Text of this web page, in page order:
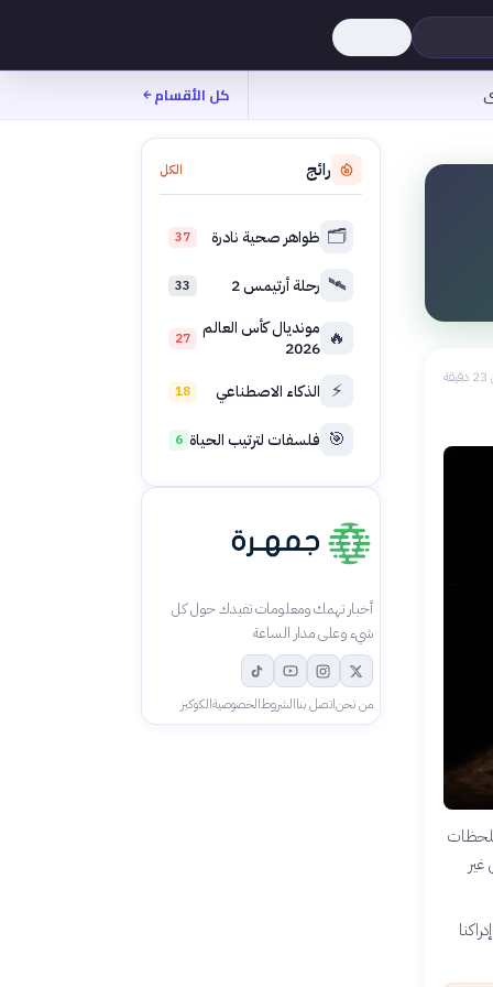
كل الأقسام
رائج الكل
🗂️ ظواهر صحية نادرة 37
🛰️ رحلة أرتيمس 2 33
🔥 مونديال كأس العالم
2026
27
⚡ الذكاء الاصطناعي 18
🎯 فلسفات لترتيب الحياة 6
أخبار تهمك ومعلومات تفيدك حول كل
شيء وعلى مدار الساعة
من نحناتصل بناالشروطالخصوصيةالكوكيز